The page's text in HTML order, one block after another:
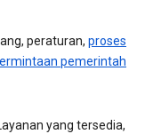
peraturan, proses
pemerintah
yang tersedia,